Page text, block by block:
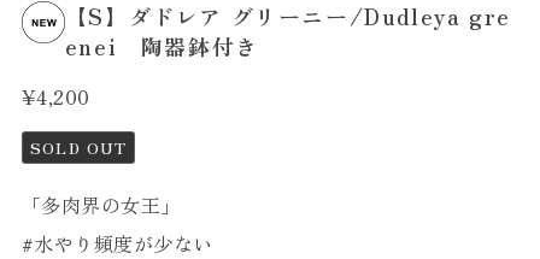
【S】ダドレア グリーニー/Dudleya gre
enei 陶器鉢付き
¥4,200
SOLD OUT
「多肉界の女王」
#水やり頻度が少ない